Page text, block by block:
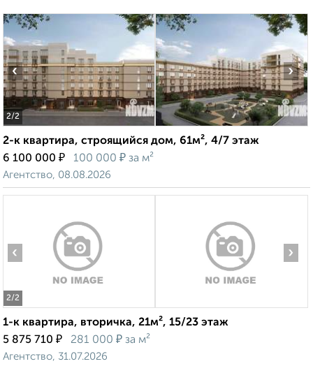
2/2
‹ ›
2-к квартира, строящийся дом, 61м², 4/7 этаж
6 100 000 ₽ 100 000 ₽ за м²
Агентство, 08.08.2026
2/2
‹ ›
1-к квартира, вторичка, 21м², 15/23 этаж
5 875 710 ₽ 281 000 ₽ за м²
Агентство, 31.07.2026